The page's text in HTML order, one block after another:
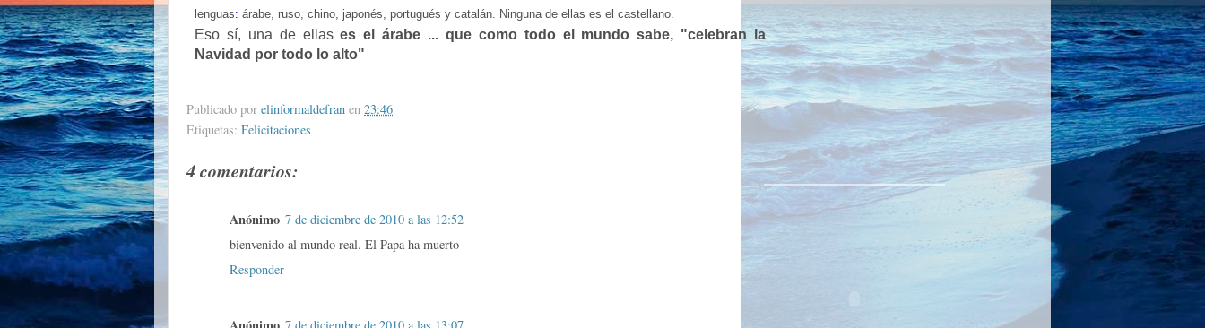
lenguas: árabe, ruso, chino, japonés, portugués y catalán. Ninguna de ellas es el castellano.
Eso sí, una de ellases el árabe ... que como todo el mundo sabe, "celebran la
Navidad por todo lo alto"
Publicado por elinformaldefran en 23:46
Etiquetas: Felicitaciones
4 comentarios:
Anónimo 7 de diciembre de 2010 a las 12:52
bienvenido al mundo real. El Papa ha muerto
Responder